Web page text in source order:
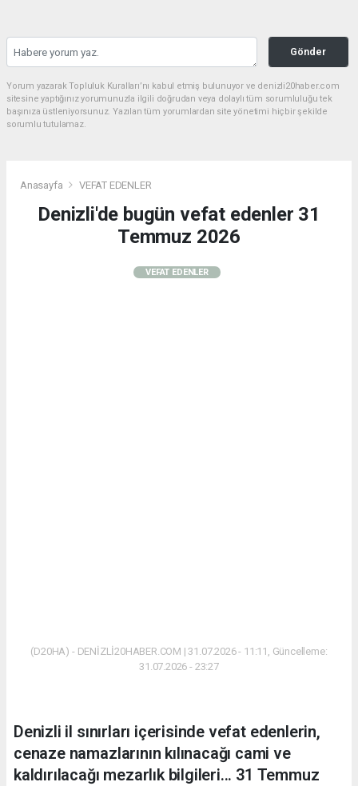
Gönder
Yorum yazarak Topluluk Kuralları’nı kabul etmiş bulunuyor ve denizli20haber.com
sitesine yaptığınız yorumunuzla ilgili doğrudan veya dolaylı tüm sorumluluğu tek
başınıza üstleniyorsunuz. Yazılan tüm yorumlardan site yönetimi hiçbir şekilde
sorumlu tutulamaz.
Anasayfa VEFAT EDENLER
Denizli'de bugün vefat edenler 31
Temmuz 2026
VEFAT EDENLER
(D20HA) - DENİZLİ20HABER.COM | 31.07.2026 - 11:11, Güncelleme:
31.07.2026 - 23:27
Denizli il sınırları içerisinde vefat edenlerin,
cenaze namazlarının kılınacağı cami ve
kaldırılacağı mezarlık bilgileri... 31 Temmuz